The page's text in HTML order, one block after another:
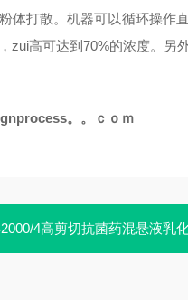
体打散。机器可以循环操作
zui高可达到70%的浓度。另
。。ｃｏｍ
4高剪切抗菌药混悬液乳